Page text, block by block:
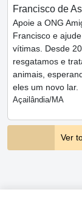
Francisco de
Apoie a ONG
Francisco e
vítimas. Desde
resgatamos e
animais,
eles um novo lar.
Açailândia/MA
Ver